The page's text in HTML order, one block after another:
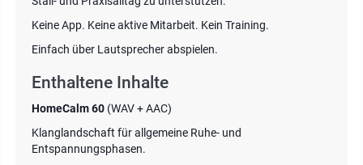
Keine App. Keine aktive Mitarbeit. Kein Training.
Einfach über Lautsprecher abspielen.
Enthaltene Inhalte
HomeCalm 60 (WAV + AAC)
Klanglandschaft für allgemeine Ruhe- und
Entspannungsphasen.